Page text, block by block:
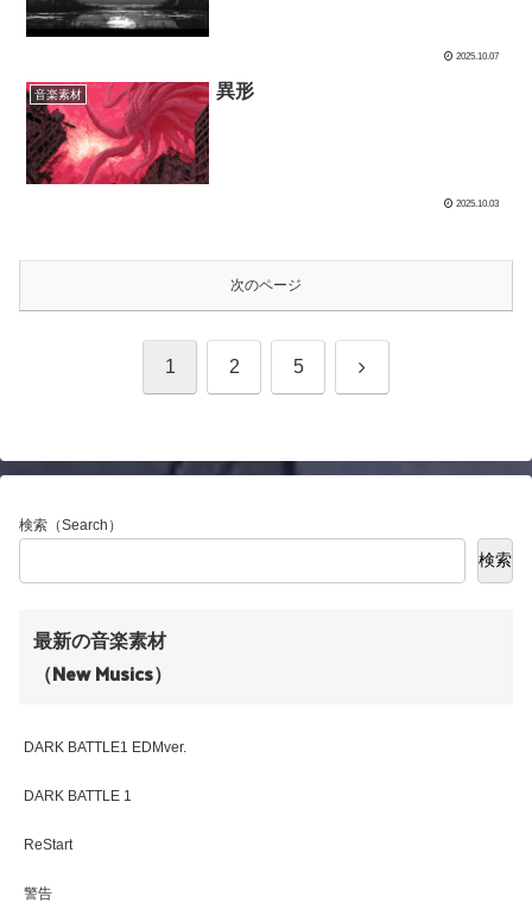
2025.10.07
音楽素材 異形
2025.10.03
次のページ
1 2 5 次
検索（Search）
検索
最新の音楽素材
（New Musics）
DARK BATTLE1 EDMver.
DARK BATTLE 1
ReStart
警告